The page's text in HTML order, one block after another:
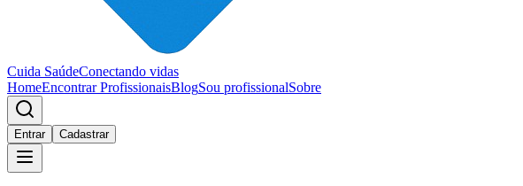
Cuida SaúdeConectando vidas
HomeEncontrar ProfissionaisBlogSou profissionalSobre
Entrar Cadastrar